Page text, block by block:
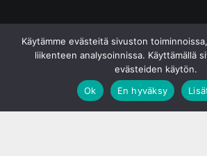
Käytämme evästeitä sivuston
liikenteen analysoinnissa. Käyttämällä
evästeiden käytön.
Ok
En hyväksy